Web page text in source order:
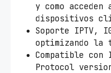
y como
dispositivos
Soporte IPTV,
optimizando la
Compatible
Protocol